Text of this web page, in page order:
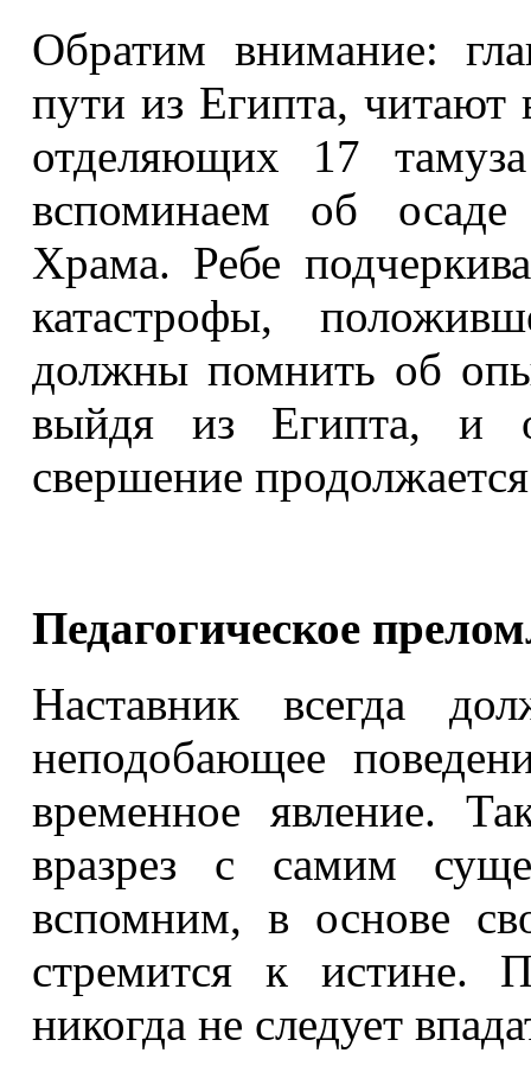
Обратим внимание:
пути из Египта, читают
отделяющих 17
вспоминаем об
Храма. Ребе
катастрофы,
должны помнить об
выйдя из Египта, и
свершение
Педагогическое
Наставник всегда
неподобающее
временное явление.
вразрез с самим
вспомним, в основе
стремится к истине.
никогда не следует